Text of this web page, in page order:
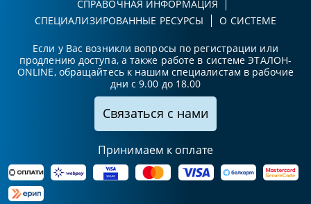
СПРАВОЧНАЯ ИНФОРМАЦИЯ
СПЕЦИАЛИЗИРОВАННЫЕ РЕСУРСЫ
О СИСТЕМЕ
Если у Вас возникли вопросы по регистрации или
продлению доступа, а также работе в системе ЭТАЛОН-
ONLINE, обращайтесь к нашим специалистам в рабочие
дни с 9.00 до 18.00
Связаться с нами
Принимаем к оплате